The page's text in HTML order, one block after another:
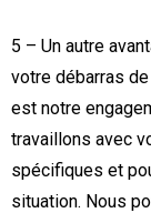
5 – Un autre
votre débarras
est notre
travaillons avec
spécifiques et
situation. Nous